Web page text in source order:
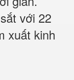
với 22
xuất kinh